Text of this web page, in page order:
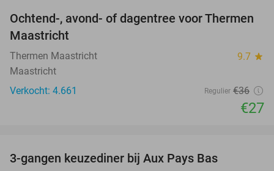
25%
Ochtend-, avond- of dagentree voor Thermen
Maastricht
Thermen Maastricht 9.7 star
Maastricht
Verkocht: 4.661
Regulier €36
€27
3-gangen keuzediner bij Aux Pays Bas